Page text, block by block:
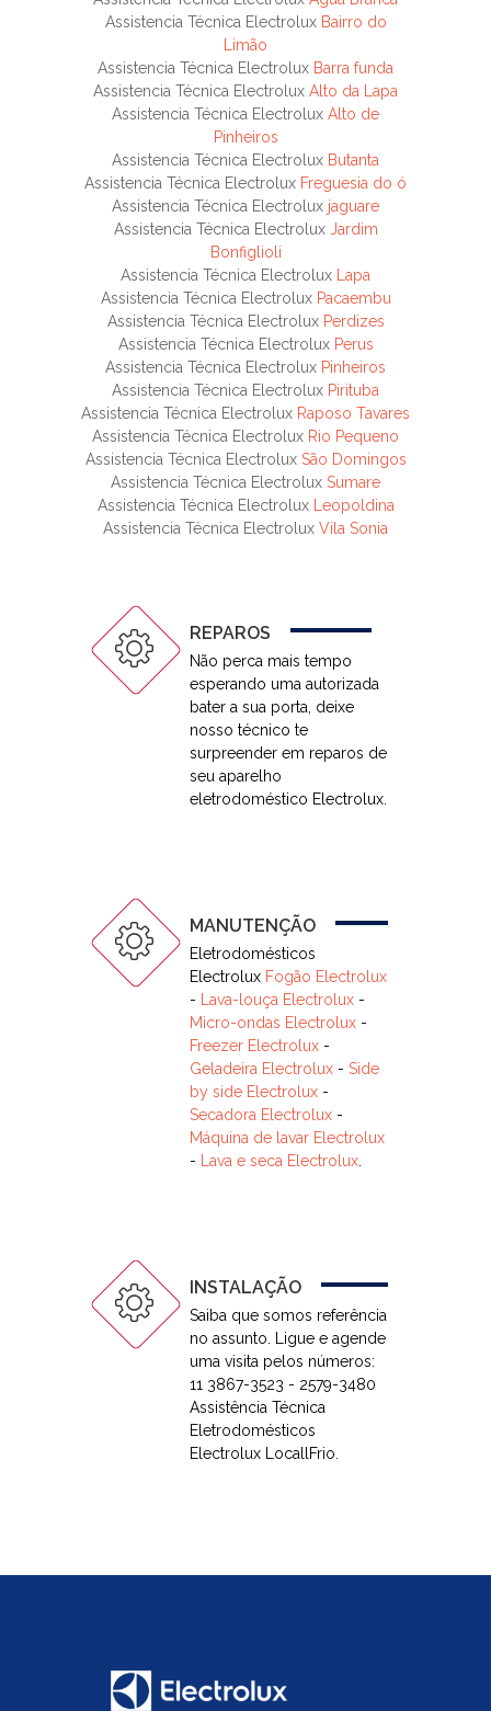
Assistencia Técnica Electrolux Bairro do
Limão
Assistencia Técnica Electrolux Barra funda
Assistencia Técnica Electrolux Alto da Lapa
Assistencia Técnica Electrolux Alto de
Pinheiros
Assistencia Técnica Electrolux Butanta
Assistencia Técnica Electrolux Freguesia do ó
Assistencia Técnica Electrolux jaguare
Assistencia Técnica Electrolux Jardim
Bonfiglioli
Assistencia Técnica Electrolux
Lapa
Assistencia Técnica Electrolux Pacaembu
Assistencia Técnica Electrolux Perdizes
Assistencia Técnica Electrolux Perus
Assistencia Técnica Electrolux Pinheiros
Assistencia Técnica Electrolux Pirituba
Assistencia Técnica Electrolux Raposo Tavares
Assistencia Técnica Electrolux Rio Pequeno
Assistencia Técnica Electrolux São Domingos
Assistencia Técnica Electrolux Sumare
Assistencia Técnica Electrolux
Leopoldina
Assistencia Técnica Electrolux Vila Sonia
REPAROS
Não perca mais tempo
esperando uma autorizada
bater a sua porta, deixe
nosso técnico te
surpreender em reparos de
seu aparelho
eletrodoméstico Electrolux.
MANUTENÇÃO
Eletrodomésticos
Electrolux Fogão Electrolux
-
Lava-louça Electrolux -
Micro-ondas Electrolux -
Freezer Electrolux -
Geladeira Electrolux - Side
by side Electrolux -
Secadora Electrolux -
Máquina de lavar Electrolux
-
Lava e seca Electrolux
INSTALAÇÃO
Saiba que somos referência
no assunto. Ligue e agende
uma visita pelos números:
11 3867-3523 - 2579-3480
Assistência Técnica
Eletrodomésticos
Electrolux LocallFrio.